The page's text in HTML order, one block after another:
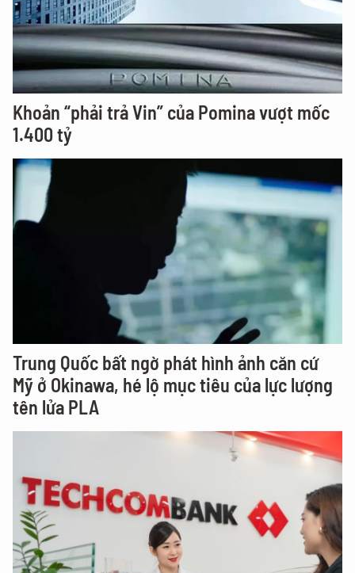
Khoản “phải trả Vin” của Pomina vượt mốc
1.400 tỷ
Trung Quốc bất ngờ phát hình ảnh căn cứ
Mỹ ở Okinawa, hé lộ mục tiêu của lực lượng
tên lửa PLA